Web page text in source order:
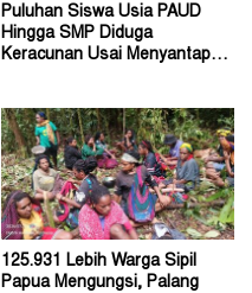
Puluhan Siswa Usia PAUD
Hingga SMP Diduga
Keracunan Usai Menyantap
125.931 Lebih Warga Sipil
Papua Mengungsi, Palang